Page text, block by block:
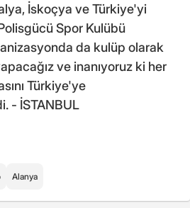
İskoçya ve Türkiye'yi
Spor Kulübü
da kulüp olarak
ve inanıyoruz ki her
Türkiye'ye
- İSTANBUL
Alanya